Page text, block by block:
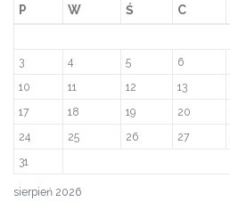
sierpień 2026
P W Ś C
3
4 5 6
10
11 12 13
17
18 19 20
24
25 26 27
31